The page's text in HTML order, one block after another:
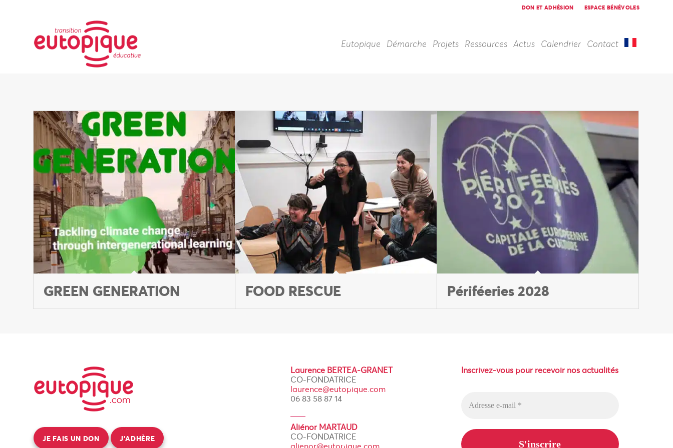
DON ET ADHÉSION ESPACE BÉNÉVOLES
Eutopique Démarche Projets Ressources Actus Calendrier Contact
GREEN GENERATION FOOD RESCUE Périféeries 2028
JE FAIS UN DON J’ADHÈRE
Laurence BERTEA-GRANET
CO-FONDATRICE
laurence@eutopique.com
06 83 58 87 14
Aliénor MARTAUD
CO-FONDATRICE
Inscrivez-vous pour recevoir nos actualités